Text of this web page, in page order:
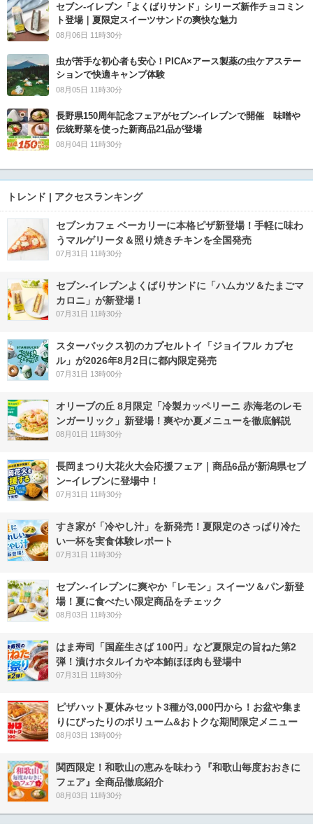
セブン‐イレブン「よくばりサンド」シリーズ新作チョコミン
ト登場｜夏限定スイーツサンドの爽快な魅力
08月06日 11時30分
虫が苦手な初心者も安心！PICA×アース製薬の虫ケアステー
ションで快適キャンプ体験
08月05日 11時30分
長野県150周年記念フェアがセブン-イレブンで開催 味噌や
伝統野菜を使った新商品21品が登場
08月04日 11時30分
トレンド | アクセスランキング
セブンカフェ ベーカリーに本格ピザ新登場！手軽に味わ
うマルゲリータ＆照り焼きチキンを全国発売
07月31日 11時30分
セブン‐イレブンよくばりサンドに「ハムカツ＆たまごマ
カロニ」が新登場！
07月31日 11時30分
スターバックス初のカプセルトイ「ジョイフル カプセ
ル」が2026年8月2日に都内限定発売
07月31日 13時00分
オリーブの丘 8月限定「冷製カッペリーニ 赤海老のレモ
ンガーリック」新登場！爽やか夏メニューを徹底解説
08月01日 11時30分
長岡まつり大花火大会応援フェア｜商品6品が新潟県セブ
ン−イレブンに登場中！
07月31日 11時30分
すき家が「冷やし汁」を新発売！夏限定のさっぱり冷た
い一杯を実食体験レポート
07月31日 11時30分
セブン‐イレブンに爽やか「レモン」スイーツ＆パン新登
場！夏に食べたい限定商品をチェック
08月03日 11時30分
はま寿司「国産生さば 100円」など夏限定の旨ねた第2
弾！漬けホタルイカや本鮪ほほ肉も登場中
07月31日 11時30分
ピザハット夏休みセット3種が3,000円から！お盆や集ま
りにぴったりのボリューム&おトクな期間限定メニュー
08月03日 13時00分
関西限定！和歌山の恵みを味わう『和歌山毎度おおきに
フェア』全商品徹底紹介
08月03日 11時30分